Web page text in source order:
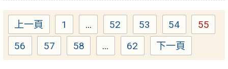
上一頁 Page
1 ... Page
52 Page
53 Page
54 Page
55
Page
56 Page
57 Page
58 ... Page
62 下一頁